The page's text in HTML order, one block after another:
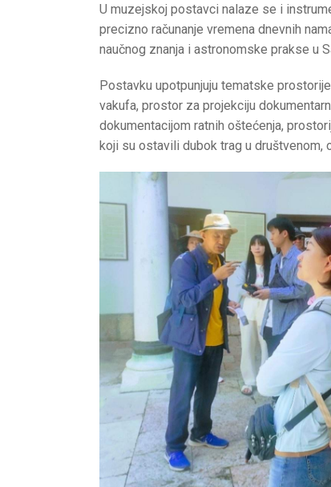
U muzejskoj postavci nalaze se i
precizno računanje vremena dnevnih
naučnog znanja i astronomske prakse u
Postavku upotpunjuju tematske
vakufa, prostor za projekciju
dokumentacijom ratnih oštećenja,
koji su ostavili dubok trag u društvenom,